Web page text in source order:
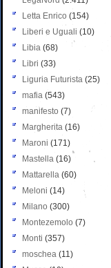
Letta Enrico (154)
Liberi e Uguali (10)
Libia (68)
Libri (33)
Liguria Futurista (25)
mafia (543)
manifesto (7)
Margherita (16)
Maroni (171)
Mastella (16)
Mattarella (60)
Meloni (14)
Milano (300)
Montezemolo (7)
Monti (357)
moschea (11)